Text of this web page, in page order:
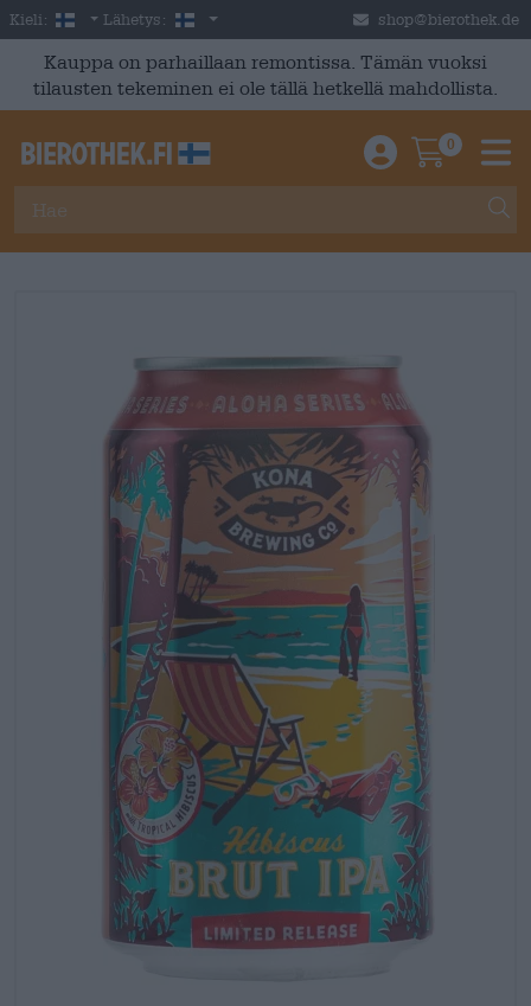
Skip to main content
Kieli: Finnish
Lähetys: Suomi shop@bierothek.de
Kauppa on parhaillaan remontissa. Tämän vuoksi
tilausten tekeminen ei ole tällä hetkellä mahdollista.
Einloggen /
0